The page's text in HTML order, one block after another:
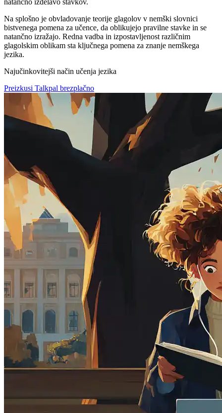
Na splošno je obvladovanje teorije glagolov v nemški slovnici
bistvenega pomena za učence, da oblikujejo pravilne stavke in se
natančno izražajo. Redna vadba in izpostavljenost različnim
glagolskim oblikam sta ključnega pomena za znanje nemškega
jezika.
Najučinkovitejši način učenja jezika
Preizkusi Talkpal brezplačno